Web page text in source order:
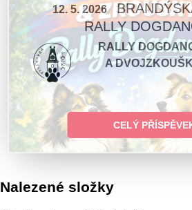
12. 5. 2026
RALLY
RALLY
A
CELÝ
Nalezené složky